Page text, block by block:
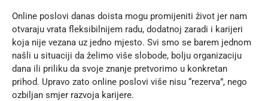
Online poslovi danas doista mogu promijeniti život jer nam
otvaraju vrata fleksibilnijem radu, dodatnoj zaradi i karijeri
koja nije vezana uz jedno mjesto. Svi smo se barem jednom
našli u situaciji da želimo više slobode, bolju organizaciju
dana ili priliku da svoje znanje pretvorimo u konkretan
prihod. Upravo zato online poslovi više nisu “rezerva”, nego
ozbiljan smjer razvoja karijere.